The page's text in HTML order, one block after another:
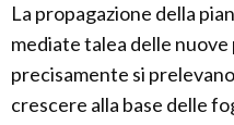
La propagazione della
mediate talea delle nuove
precisamente si
crescere alla base delle